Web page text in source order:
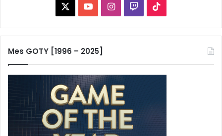
YouTubeInstagram
Twitch
Mes GOTY [1996 – 2025]